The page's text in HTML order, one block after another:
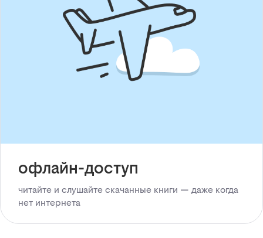
офлайн-доступ
читайте и слушайте скачанные книги — даже когда
нет интернета